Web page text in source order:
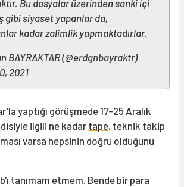
Bu dosyalar üzerinden sanki içi
gibi siyaset yapanlar da,
kadar zalimlik yapmaktadırlar.
BAYRAKTAR (@erdgnbayraktr)
2021
yaptığı görüşmede 17-25 Aralık
ilgili ne kadar tape, teknik takip
varsa hepsinin doğru olduğunu
tanımam etmem. Bende bir para